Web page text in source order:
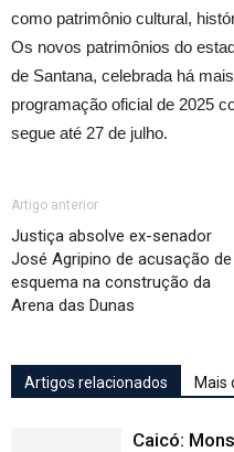
como patrimônio cultural,
Os novos patrimônios do
de Santana, celebrada há
programação oficial de 2025
segue até 27 de julho.
Artigo anterior
Justiça absolve ex-senador
José Agripino de acusação de
esquema na construção da
Arena das Dunas
Artigos relacionados Mais
Caicó: